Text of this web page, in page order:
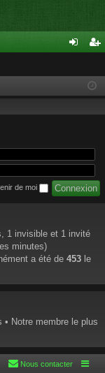
cri
de moi
1 invisible et 1 invité
minutes)
a été de 453 le
• Notre membre le plus
Nous contacter